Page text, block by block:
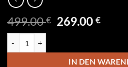
499.00€ Ursprünglicher
499.00 €
269.00€
IN DEN